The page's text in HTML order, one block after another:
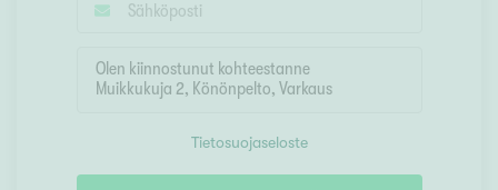
Tietosuojaseloste